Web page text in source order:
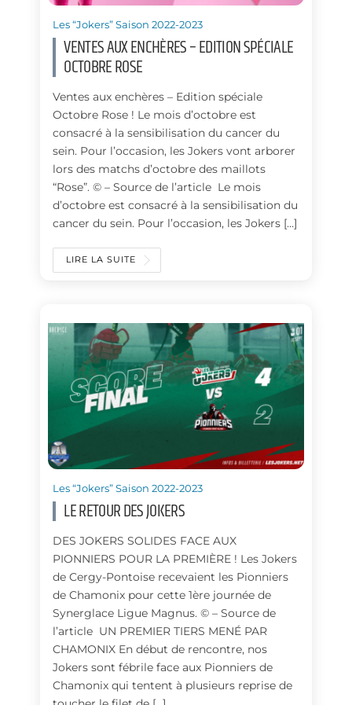
Les “Jokers” Saison 2022-2023
VENTES AUX ENCHÈRES – EDITION SPÉCIALE
OCTOBRE ROSE
Ventes aux enchères – Edition spéciale
Octobre Rose ! Le mois d’octobre est
consacré à la sensibilisation du cancer du
sein. Pour l’occasion, les Jokers vont arborer
lors des matchs d’octobre des maillots
“Rose”. © – Source de l’article Le mois
d’octobre est consacré à la sensibilisation du
cancer du sein. Pour l’occasion, les Jokers […]
LIRE LA SUITE
Les “Jokers” Saison 2022-2023
LE RETOUR DES JOKERS
DES JOKERS SOLIDES FACE AUX
PIONNIERS POUR LA PREMIÈRE ! Les Jokers
de Cergy-Pontoise recevaient les Pionniers
de Chamonix pour cette 1ère journée de
Synerglace Ligue Magnus. © – Source de
l’article UN PREMIER TIERS MENÉ PAR
CHAMONIX En début de rencontre, nos
Jokers sont fébrile face aux Pionniers de
Chamonix qui tentent à plusieurs reprise de